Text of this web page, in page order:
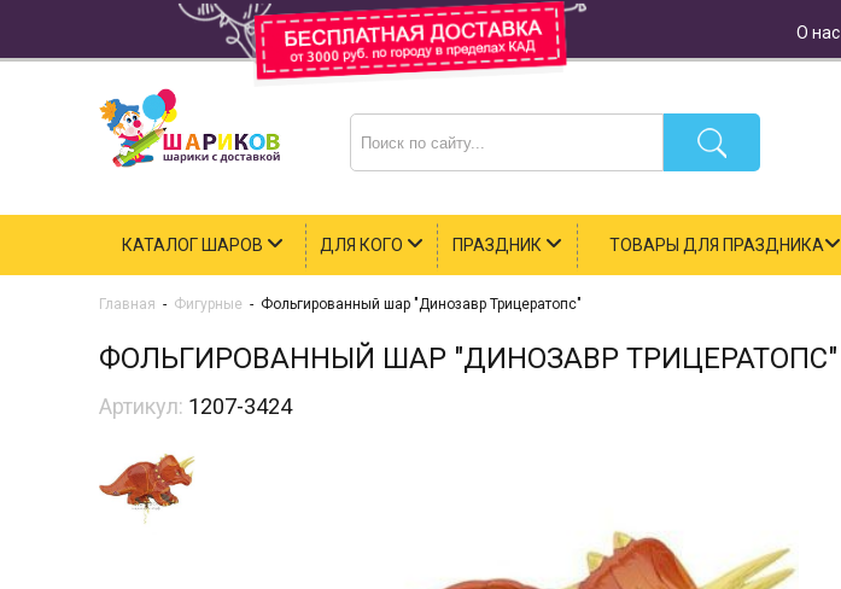
О нас
КАТАЛОГ ШАРОВ ДЛЯ КОГО ПРАЗДНИК ТОВАРЫ ДЛЯ ПРАЗДНИКА
Главная - Фигурные - Фольгированный шар "Динозавр Трицератопс"
ФОЛЬГИРОВАННЫЙ ШАР "ДИНОЗАВР ТРИЦЕРАТОПС"
Артикул: 1207-3424